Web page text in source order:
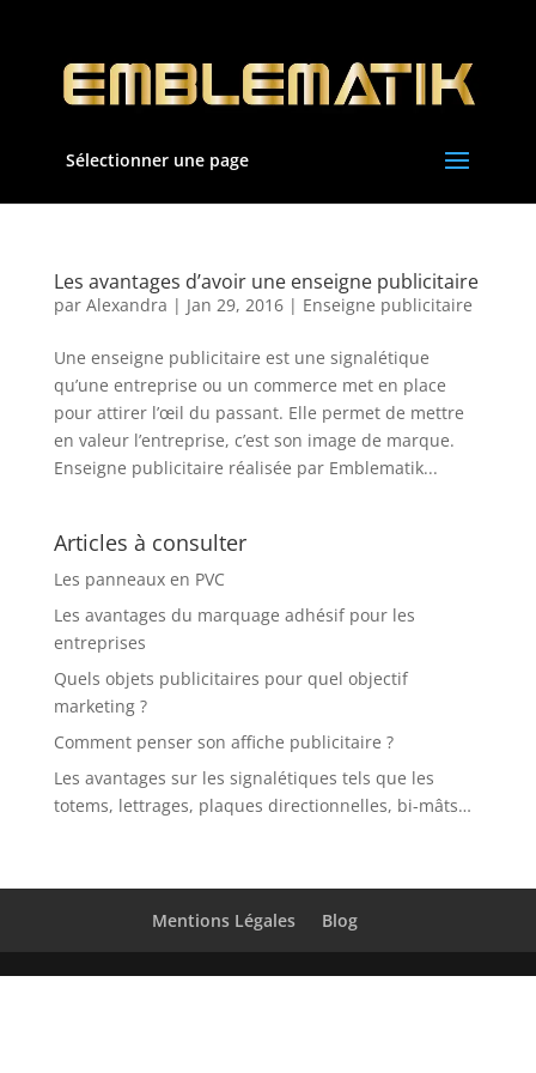
Sélectionner une page
Les avantages d’avoir une enseigne publicitaire
par Alexandra | Jan 29, 2016| Enseigne publicitaire
Une enseigne publicitaire est une signalétique
qu’une entreprise ou un commerce met en place
pour attirer l’œil du passant. Elle permet de mettre
en valeur l’entreprise, c’est son image de marque.
Enseigne publicitaire réalisée par Emblematik...
Articles à consulter
Les panneaux en PVC
Les avantages du marquage adhésif pour les
entreprises
Quels objets publicitaires pour quel objectif
marketing ?
Comment penser son affiche publicitaire ?
Les avantages sur les signalétiques tels que les
totems, lettrages, plaques directionnelles, bi-mâts…
Mentions Légales Blog